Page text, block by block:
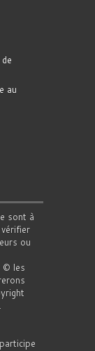
au
sont à
ou
© les